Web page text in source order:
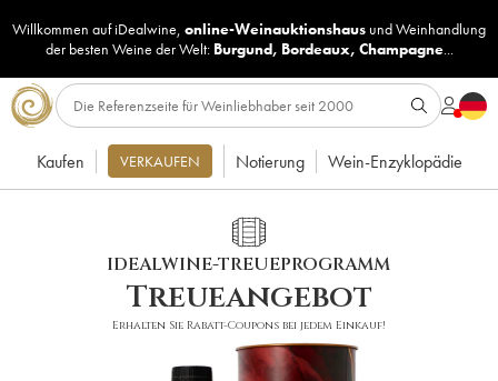
Willkommen auf iDealwine, online-Weinauktionshaus undWeinhandlung
der besten Weine der Welt: Burgund, Bordeaux, Champagne...
Kaufen VERKAUFEN Notierung Wein-Enzyklopädie
IDEALWINE-TREUEPROGRAMM
Treueangebot
Erhalten Sie Rabatt-Coupons bei jedem Einkauf!